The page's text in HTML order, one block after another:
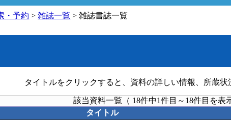
・予約 >雑誌一覧 > 雑誌書誌一覧
タイトルをクリックすると、資料の詳しい情報、所蔵状
該当資料一覧（ 18件中1件目～18件目を表
タイトル